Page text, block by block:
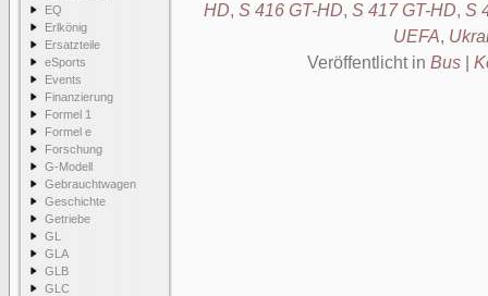
EQ
Erlkönig
Ersatzteile
eSports
Events
Finanzierung
Formel 1
Formel e
Forschung
G-Modell
Gebrauchtwagen
Geschichte
Getriebe
GL
GLA
GLB
GLC
HD, S 416 GT-HD, S 417 GT-HD, S
UEFA,
Veröffentlicht in Bus|